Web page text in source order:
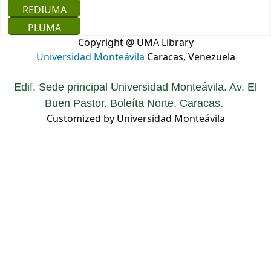
REDIUMA
PLUMA
Copyright @ UMA Library
Universidad Monteávila Caracas, Venezuela
Edif. Sede principal Universidad Monteávila. Av. El
Buen Pastor. Boleíta Norte. Caracas.
Customized by Universidad Monteávila